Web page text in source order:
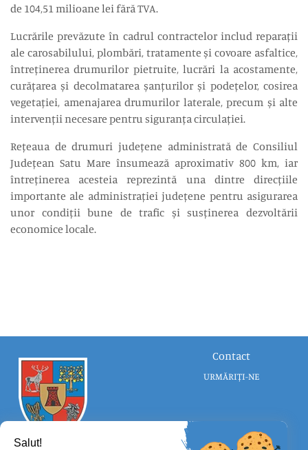
de 104,51 milioane lei fără TVA.
Lucrările prevăzute în cadrul contractelor includ reparații
ale carosabilului, plombări, tratamente și covoare asfaltice,
întreținerea drumurilor pietruite, lucrări la acostamente,
curățarea și decolmatarea șanțurilor și podețelor, cosirea
vegetației, amenajarea drumurilor laterale, precum și alte
intervenții necesare pentru siguranța circulației.
Rețeaua de drumuri județene administrată de Consiliul
Județean Satu Mare însumează aproximativ 800 km, iar
întreținerea acesteia reprezintă una dintre direcțiile
importante ale administrației județene pentru asigurarea
unor condiții bune de trafic și susținerea dezvoltării
economice locale.
Contact
URMĂRIȚI-NE
Salut!